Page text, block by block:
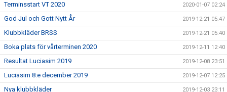
Terminsstart VT 2020 2020-01-07 02:24
God Jul och Gott Nytt År 2019-12-21 05:47
Klubbkläder BRSS 2019-12-21 05:40
Boka plats för vårterminen 2020 2019-12-11 12:40
Resultat Luciasim 2019 2019-12-08 23:51
Luciasim 8:e december 2019 2019-12-07 12:25
Nya klubbkläder 2019-12-03 23:11